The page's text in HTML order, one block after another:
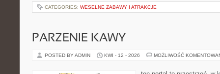
CATEGORIES: WESELNE ZABAWY I ATRAKCJE
PARZENIE KAWY
POSTED BY ADMIN KWI - 12 - 2026 MOŻLIWOŚĆ